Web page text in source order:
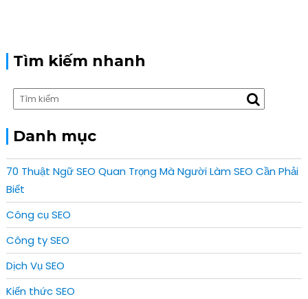
Tìm kiếm nhanh
Danh mục
70 Thuật Ngữ SEO Quan Trọng Mà Người Làm SEO Cần Phải
Biết
Công cụ SEO
Công ty SEO
Dịch Vụ SEO
Kiến thức SEO